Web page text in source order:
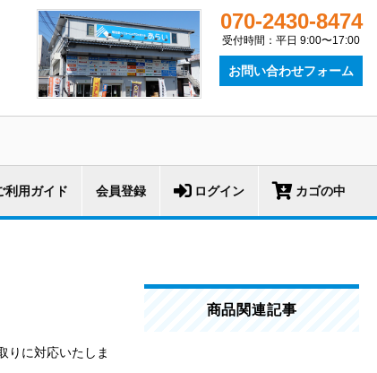
070-2430-8474
受付時間：平日 9:00〜17:00
お問い合わせフォーム
利用ガイド 会員登録 ログイン カゴの中
りに対応いたしま
商品関連記事